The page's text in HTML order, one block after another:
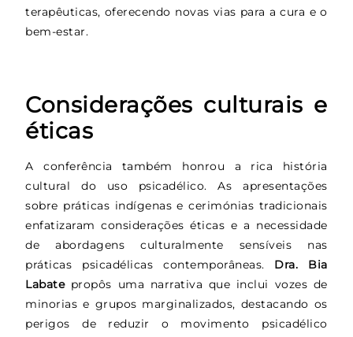
terapêuticas, oferecendo novas vias para a cura e o
bem-estar.
Considerações culturais e
éticas
A conferência também honrou a rica história
cultural do uso psicadélico. As apresentações
sobre práticas indígenas e cerimónias tradicionais
enfatizaram considerações éticas e a necessidade
de abordagens culturalmente sensíveis nas
práticas psicadélicas contemporâneas. Dra. Bia
Labatepropôs uma narrativa que inclui vozes de
minorias e grupos marginalizados, destacando os
perigos de reduzir o movimento psicadélico